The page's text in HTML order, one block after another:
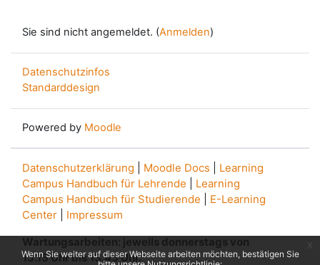
Wenn Sie weiter auf dieser Webseite arbeiten möchten, bestätigen Sie
Sie sind nicht angemeldet. (Anmelden)
Datenschutzinfos
Standarddesign
Powered by Moodle
Datenschutzerklärung Moodle Docs
Learning
Campus Handbuch für Lehrende
Learning
Campus Handbuch für Studierende
E-Learning
Center
Impressum
Wartungsarbeiten: jeweils donnerstags von
13.15 Uhr bis 13.45 Uhr.